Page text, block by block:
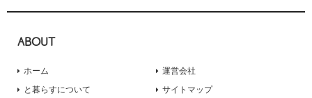
ABOUT
ホーム
と暮らすについて
運営会社
サイトマップ